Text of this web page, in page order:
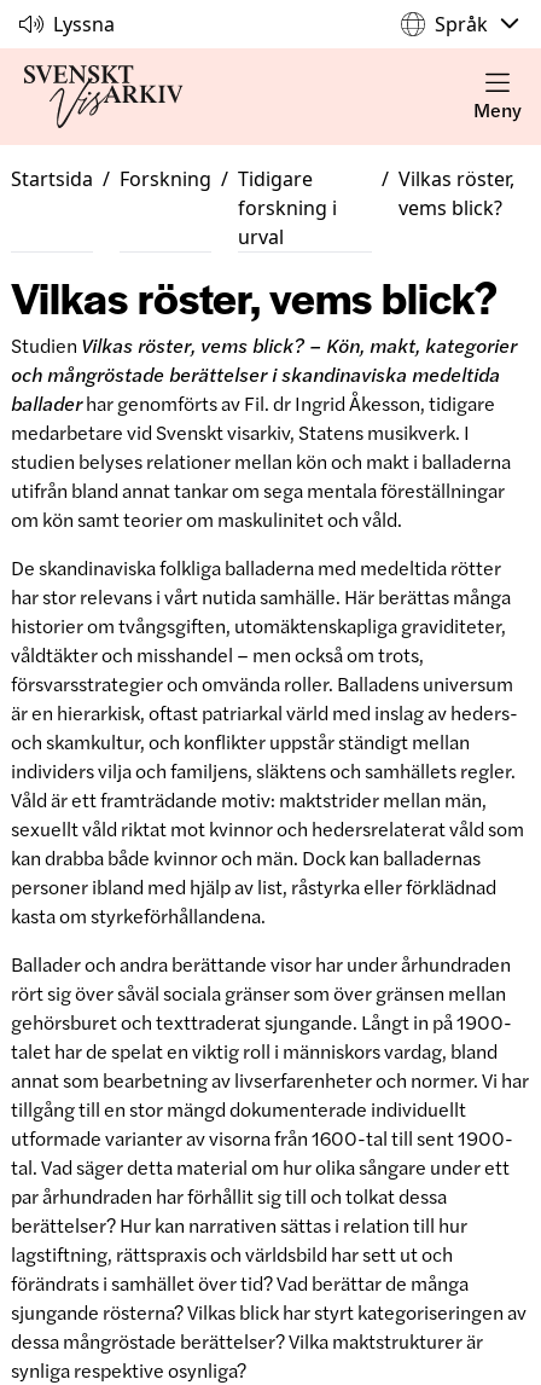
Lyssna Språk
Meny
Startsida / Forskning / Tidigare
forskning i
urval
/ Vilkas röster,
vems blick?
Vilkas röster, vems blick?
Studien Vilkas röster, vems blick? – Kön, makt, kategorier
och mångröstade berättelser i skandinaviska medeltida
balladerhar genomförts av Fil. dr Ingrid Åkesson, tidigare
medarbetare vid Svenskt visarkiv, Statens musikverk. I
studien belyses relationer mellan kön och makt i balladerna
utifrån bland annat tankar om sega mentala föreställningar
om kön samt teorier om maskulinitet och våld.
De skandinaviska folkliga balladerna med medeltida rötter
har stor relevans i vårt nutida samhälle. Här berättas många
historier om tvångsgiften, utomäktenskapliga graviditeter,
våldtäkter och misshandel – men också om trots,
försvarsstrategier och omvända roller. Balladens universum
är en hierarkisk, oftast patriarkal värld med inslag av heders-
och skamkultur, och konflikter uppstår ständigt mellan
individers vilja och familjens, släktens och samhällets regler.
Våld är ett framträdande motiv: maktstrider mellan män,
sexuellt våld riktat mot kvinnor och hedersrelaterat våld som
kan drabba både kvinnor och män. Dock kan balladernas
personer ibland med hjälp av list, råstyrka eller förklädnad
kasta om styrkeförhållandena.
Ballader och andra berättande visor har under århundraden
rört sig över såväl sociala gränser som över gränsen mellan
gehörsburet och texttraderat sjungande. Långt in på 1900-
talet har de spelat en viktig roll i människors vardag, bland
annat som bearbetning av livserfarenheter och normer. Vi har
tillgång till en stor mängd dokumenterade individuellt
utformade varianter av visorna från 1600-tal till sent 1900-
tal. Vad säger detta material om hur olika sångare under ett
par århundraden har förhållit sig till och tolkat dessa
berättelser? Hur kan narrativen sättas i relation till hur
lagstiftning, rättspraxis och världsbild har sett ut och
förändrats i samhället över tid? Vad berättar de många
sjungande rösterna? Vilkas blick har styrt kategoriseringen av
dessa mångröstade berättelser? Vilka maktstrukturer är
synliga respektive osynliga?